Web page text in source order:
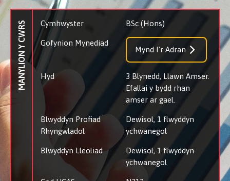
MANYLION Y CWRS Cymhwyster BSc (Hons)
Gofynion Mynediad
Mynd I'r Adran
Hyd
3 Blynedd, Llawn Amser.
Efallai y bydd rhan
amser ar gael.
Blwyddyn Profiad
Rhyngwladol
Dewisol, 1 flwyddyn
ychwanegol
Blwyddyn Lleoliad
Dewisol, 1 flwyddyn
ychwanegol